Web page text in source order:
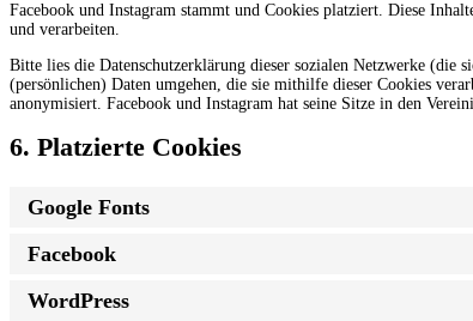
Facebook und Instagram stammt und Cookies platziert. Diese
und verarbeiten.
Bitte lies die Datenschutzerklärung dieser sozialen Netzwerke (die
(persönlichen) Daten umgehen, die sie mithilfe dieser Cookies
anonymisiert. Facebook und Instagram hat seine Sitze in den
6. Platzierte Cookies
Google Fonts
Facebook
WordPress